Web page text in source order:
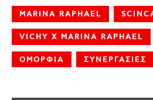
MARINA RAPHAEL
VICHY X MARINA RAPHAEL
ΟΜΟΡΦΙΑ ΣΥΝΕΡΓΑΣΙΕΣ